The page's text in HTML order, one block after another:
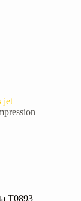
jet
T0893